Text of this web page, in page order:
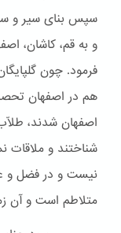
سپس بنای سیر و
و به قم، کاشان،
فرمود. چون
هم در اصفهان
اصفهان شدند،
شناختند و
نیست و در فضل و
متلاطم است و آن